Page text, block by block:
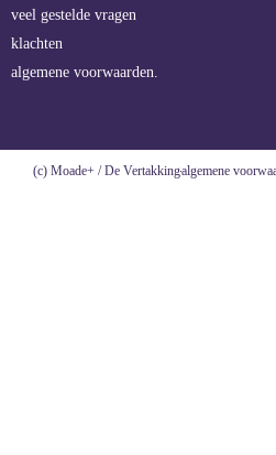
veel gestelde vragen
klachten
algemene voorwaarden.
(c) Moade+ / De Vertakkingalgemene